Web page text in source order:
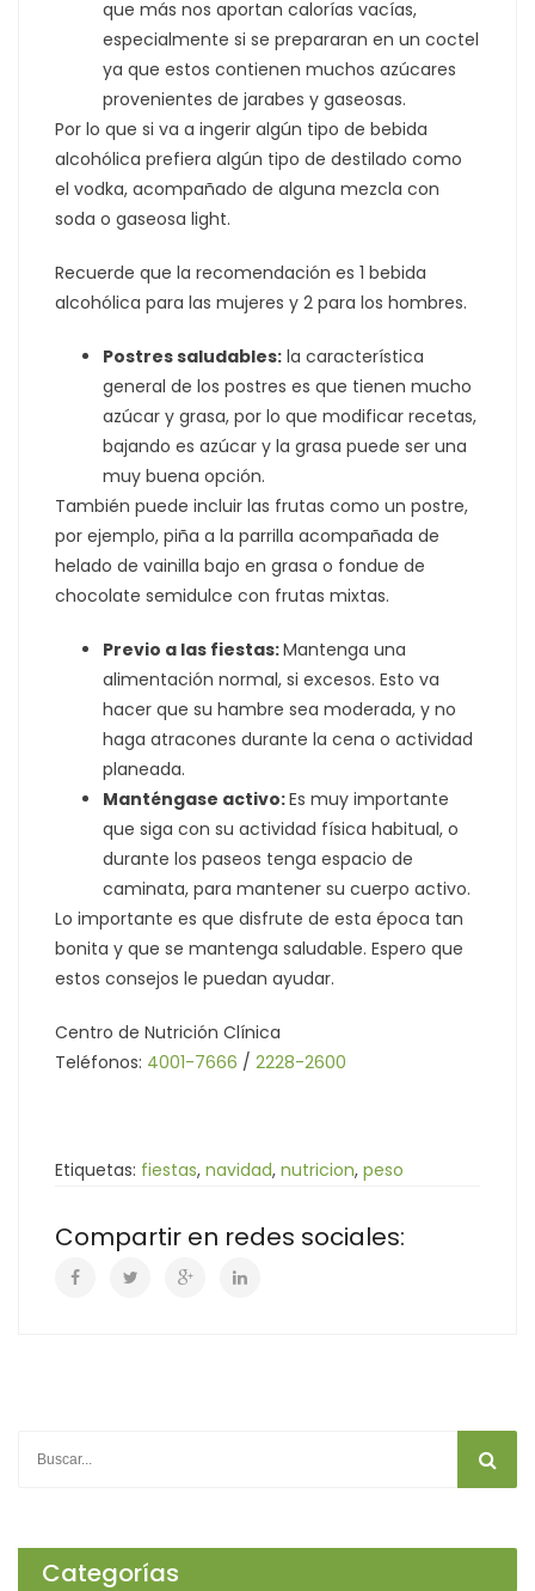
que más nos aportan calorías vacías,
especialmente si se prepararan en un coctel
ya que estos contienen muchos azúcares
provenientes de jarabes y gaseosas.
Por lo que si va a ingerir algún tipo de bebida
alcohólica prefiera algún tipo de destilado como
el vodka, acompañado de alguna mezcla con
soda o gaseosa light.
Recuerde que la recomendación es 1 bebida
alcohólica para las mujeres y 2 para los hombres.
Postres saludables: la característica
general de los postres es que tienen mucho
azúcar y grasa, por lo que modificar recetas,
bajando es azúcar y la grasa puede ser una
muy buena opción.
También puede incluir las frutas como un postre,
por ejemplo, piña a la parrilla acompañada de
helado de vainilla bajo en grasa o fondue de
chocolate semidulce con frutas mixtas.
Previo a las fiestas:Mantenga una
alimentación normal, si excesos. Esto va
hacer que su hambre sea moderada, y no
haga atracones durante la cena o actividad
planeada.
Manténgase activo:Es muy importante
que siga con su actividad física habitual, o
durante los paseos tenga espacio de
caminata, para mantener su cuerpo activo.
Lo importante es que disfrute de esta época tan
bonita y que se mantenga saludable. Espero que
estos consejos le puedan ayudar.
Centro de Nutrición Clínica
Teléfonos: 4001-7666 / 2228-2600
Etiquetas: fiestas, navidad, nutricion, peso
Compartir en redes sociales:
Categorías